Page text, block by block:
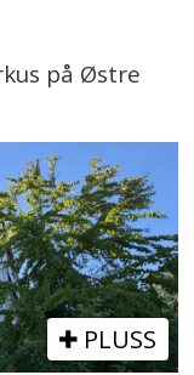
på Østre
PLUSS